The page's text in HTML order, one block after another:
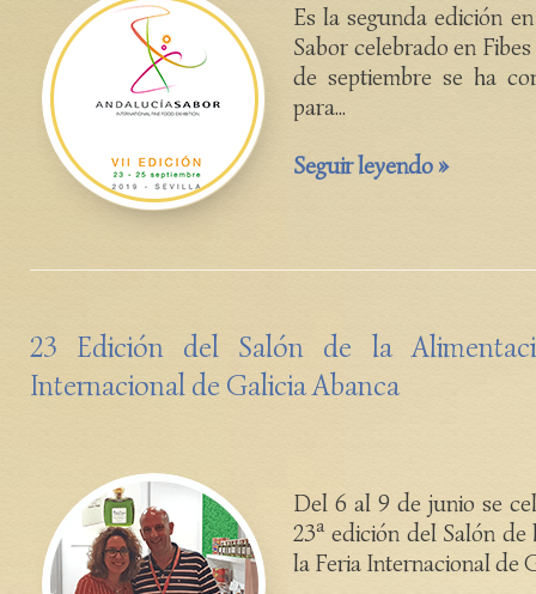
Es la segunda edición
Sabor celebrado en
de septiembre se ha
para...
Seguir leyendo »
23 Edición del Salón de la
Internacional de Galicia Abanca
Del 6 al 9 de junio se
23ª edición del Salón
la Feria Internacional de